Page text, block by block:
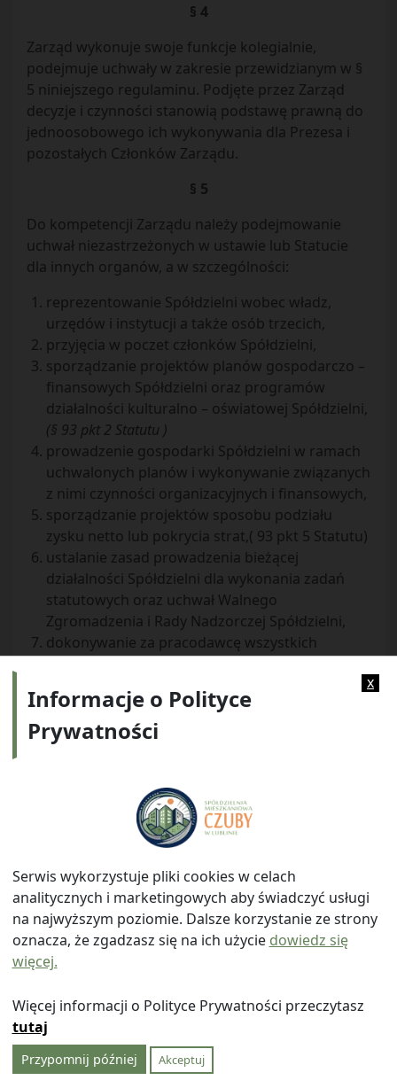
§ 4
Zarząd wykonuje swoje funkcje kolegialnie,
podejmuje uchwały w zakresie przewidzianym w §
5 niniejszego regulaminu. Podjęte przez Zarząd
decyzje i czynności stanowią podstawę prawną do
jednoosobowego ich wykonywania dla Prezesa i
pozostałych Członków Zarządu.
§ 5
Do kompetencji Zarządu należy podejmowanie
uchwał niezastrzeżonych w ustawie lub Statucie
dla innych organów, a w szczególności:
reprezentowanie Spółdzielni wobec władz,
urzędów i instytucji a także osób trzecich,
przyjęcia w poczet członków Spółdzielni,
sporządzanie projektów planów gospodarczo –
finansowych Spółdzielni oraz programów
działalności kulturalno – oświatowej Spółdzielni,
(§ 93 pkt 2 Statutu )
prowadzenie gospodarki Spółdzielni w ramach
uchwalonych planów i wykonywanie związanych
z nimi czynności organizacyjnych i finansowych,
sporządzanie projektów sposobu podziału
zysku netto lub pokrycia strat,( 93 pkt 5 Statutu)
ustalanie zasad prowadzenia bieżącej
działalności Spółdzielni dla wykonania zadań
statutowych oraz uchwał Walnego
Zgromadzenia i Rady Nadzorczej Spółdzielni,
dokonywanie za pracodawcę wszystkich
ustalanie wysokości dokonywanie zmian
wynagrodzenia , udzielanie kar, przyznawanie
nagród, świadczeń socjalnych z ZFŚS w
innych świadczeń pracowniczych.
§ 13 regulaminu, i uzupełniony o propozycja P
Szabały Art.27 § 2 ustawy Związki Zawodowe (DZ.U
podpisywanie jako strona zakładowego układu
zbiorowego pracy oraz protokołów
przedkładanie Radzie Nadzorczej do
zatwierdzenia projektów struktury
organizacyjnej Spółdzielni
pozostających w stosunku pracy i innych
wewnętrznych regulaminów związanych z ich
pracą w Spółdzielni,
zwoływanie Walnego Zgromadzenia, oraz
x
Informacje o Polityce
Prywatności
Serwis wykorzystuje pliki cookies w celach
analitycznych i marketingowych aby świadczyć usługi
na najwyższym poziomie. Dalsze korzystanie ze strony
oznacza, że zgadzasz się na ich użycie dowiedz się
więcej.
Więcej informacji o Polityce Prywatności przeczytasz
tutaj
Przypomnij później Akceptuj